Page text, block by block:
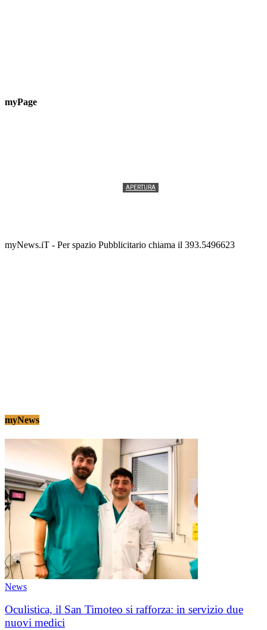
myPage
APERTURA
myNews.iT - Per spazio Pubblicitario chiama il 393.5496623
myNews
News
Oculistica, il San Timoteo si rafforza: in servizio due
nuovi medici